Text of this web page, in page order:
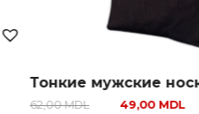
Тонкие мужские носки
62,00MDL 49,00MDL